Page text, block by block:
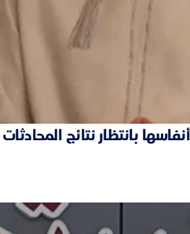
بانتظار نتائج المحادثات